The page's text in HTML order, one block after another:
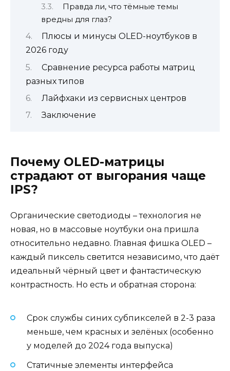
Правда ли, что тёмные темы
вредны для глаз?
Плюсы и минусы OLED-ноутбуков в
2026 году
Сравнение ресурса работы матриц
разных типов
Лайфхаки из сервисных центров
Заключение
Почему OLED-матрицы
страдают от выгорания чаще
IPS?
Органические светодиоды – технология не
новая, но в массовые ноутбуки она пришла
относительно недавно. Главная фишка OLED –
каждый пиксель светится независимо, что даёт
идеальный чёрный цвет и фантастическую
контрастность. Но есть и обратная сторона:
Срок службы синих субпикселей в 2-3 раза
меньше, чем красных и зелёных (особенно
у моделей до 2024 года выпуска)
Статичные элементы интерфейса